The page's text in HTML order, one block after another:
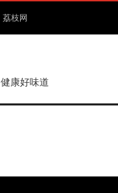
荔枝网
健康好味道